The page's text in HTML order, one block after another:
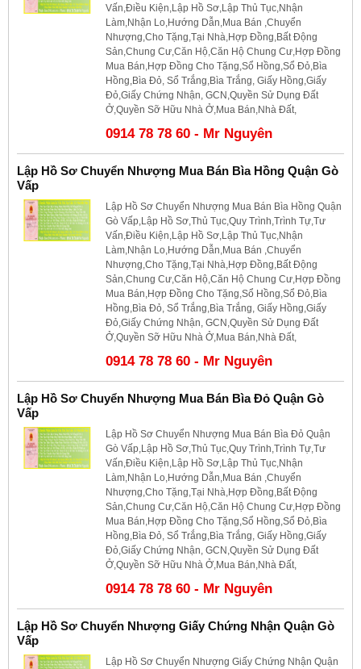
Vấn,Điều Kiện,Lập Hồ Sơ,Lập Thủ Tục,Nhận
Làm,Nhận Lo,Hướng Dẫn,Mua Bán ,Chuyển
Nhượng,Cho Tặng,Tại Nhà,Hợp Đồng,Bất Động
Sản,Chung Cư,Căn Hộ,Căn Hộ Chung Cư,Hợp Đồng
Mua Bán,Hợp Đồng Cho Tặng,Sổ Hồng,Sổ Đỏ,Bìa
Hồng,Bìa Đỏ, Sổ Trắng,Bìa Trắng, Giấy Hồng,Giấy
Đỏ,Giấy Chứng Nhận, GCN,Quyền Sử Dụng Đất
Ở,Quyền Sỡ Hữu Nhà Ở,Mua Bán,Nhà Đất,
0914 78 78 60 - Mr Nguyên
Lập Hồ Sơ Chuyển Nhượng Mua Bán Bìa Hồng Quận Gò
Vấp
Lập Hồ Sơ Chuyển Nhượng Mua Bán Bìa Hồng Quận
Gò Vấp,Lập Hồ Sơ,Thủ Tục,Quy Trình,Trình Tự,Tư
Vấn,Điều Kiện,Lập Hồ Sơ,Lập Thủ Tục,Nhận
Làm,Nhận Lo,Hướng Dẫn,Mua Bán ,Chuyển
Nhượng,Cho Tặng,Tại Nhà,Hợp Đồng,Bất Động
Sản,Chung Cư,Căn Hộ,Căn Hộ Chung Cư,Hợp Đồng
Mua Bán,Hợp Đồng Cho Tặng,Sổ Hồng,Sổ Đỏ,Bìa
Hồng,Bìa Đỏ, Sổ Trắng,Bìa Trắng, Giấy Hồng,Giấy
Đỏ,Giấy Chứng Nhận, GCN,Quyền Sử Dụng Đất
Ở,Quyền Sỡ Hữu Nhà Ở,Mua Bán,Nhà Đất,
0914 78 78 60 - Mr Nguyên
Lập Hồ Sơ Chuyển Nhượng Mua Bán Bìa Đỏ Quận Gò
Vấp
Lập Hồ Sơ Chuyển Nhượng Mua Bán Bìa Đỏ Quận
Gò Vấp,Lập Hồ Sơ,Thủ Tục,Quy Trình,Trình Tự,Tư
Vấn,Điều Kiện,Lập Hồ Sơ,Lập Thủ Tục,Nhận
Làm,Nhận Lo,Hướng Dẫn,Mua Bán ,Chuyển
Nhượng,Cho Tặng,Tại Nhà,Hợp Đồng,Bất Động
Sản,Chung Cư,Căn Hộ,Căn Hộ Chung Cư,Hợp Đồng
Mua Bán,Hợp Đồng Cho Tặng,Sổ Hồng,Sổ Đỏ,Bìa
Hồng,Bìa Đỏ, Sổ Trắng,Bìa Trắng, Giấy Hồng,Giấy
Đỏ,Giấy Chứng Nhận, GCN,Quyền Sử Dụng Đất
Ở,Quyền Sỡ Hữu Nhà Ở,Mua Bán,Nhà Đất,
0914 78 78 60 - Mr Nguyên
Lập Hồ Sơ Chuyển Nhượng Giấy Chứng Nhận Quận Gò
Vấp
Lập Hồ Sơ Chuyển Nhượng Giấy Chứng Nhận Quận